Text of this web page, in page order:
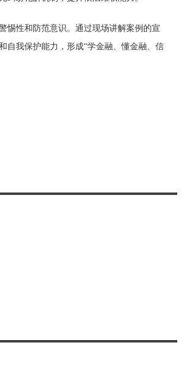
惕性和防范意识。通过现场讲解案例的宣
自我保护能力，形成“学金融、懂金融、信